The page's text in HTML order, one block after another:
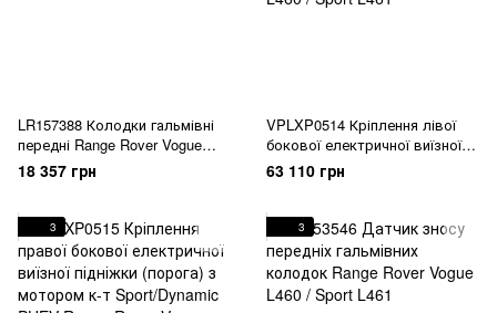
LR157388 Колодки гальмівні
передні Range Rover Vogue
L460 / Sport L461
18 357 грн
VPLXP0514 Кріплення лівої
бокової електричної виїзної
підніжки (порога) з мотором
к-т Sport/Dynamic PHEV Range
63 110 грн
3 3